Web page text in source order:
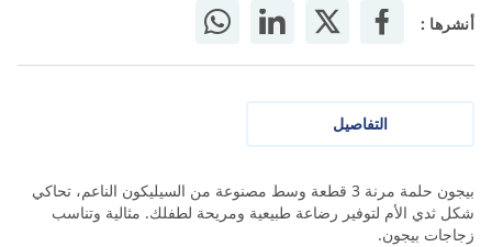
أنشرها :
التفاصيل
بيجون حلمة مرنة 3 قطعة وسط مصنوعة من السيليكون الناعم، تحاكي
شكل ثدي الأم لتوفير رضاعة طبيعية ومريحة لطفلك. مثالية وتناسب
زجاجات بيجون.